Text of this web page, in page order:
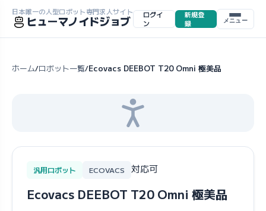
日本唯一の人型ロボット専門求人サイト
ヒューマノイドジョブ
ログイ
ン
新規登
録
メニュー
ホーム/ロボット一覧/Ecovacs DEEBOT T20 Omni 極美品
汎用ロボット ECOVACS 対応可
Ecovacs DEEBOT T20 Omni 極美品